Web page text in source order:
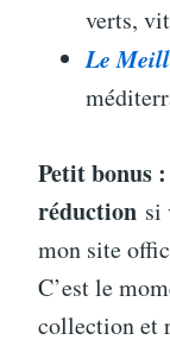
verts,
Le
Petit bonus :
réduction si
mon site
C’est le
collection et